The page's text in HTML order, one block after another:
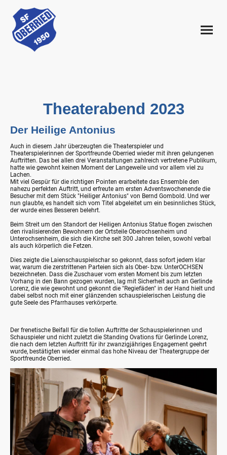
Theaterabend 2023
Der Heilige Antonius
Auch in diesem Jahr überzeugten die Theaterspieler und
Theaterspielerinnen der Sportfreunde Oberried wieder mit ihren gelungenen
Auftritten. Das bei allen drei Veranstaltungen zahlreich vertretene Publikum,
hatte wie gewohnt keinen Moment der Langeweile und vor allem viel zu
Lachen.
Mit viel Gespür für die richtigen Pointen erarbeitete das Ensemble den
nahezu perfekten Auftritt, und erfreute am ersten Adventswochenende die
Besucher mit dem Stück "Heiliger Antonius" von Bernd Gombold. Und wer
nun glaubte, es handelt sich vom Titel abgeleitet um ein besinnliches Stück,
der wurde eines Besseren belehrt.
Beim Streit um den Standort der Heiligen Antonius Statue flogen zwischen
den rivalisierenden Bewohnern der Ortsteile Oberochsenheim und
Unterochsenheim, die sich die Kirche seit 300 Jahren teilen, sowohl verbal
als auch körperlich die Fetzen.
Dies zeigte die Laienschauspielschar so gekonnt, dass sofort jedem klar
war, warum die zerstrittenen Parteien sich als Ober- bzw. UnterOCHSEN
bezeichneten. Dass die Zuschauer vom ersten Moment bis zum letzten
Vorhang in den Bann gezogen wurden, lag mit Sicherheit auch an Gerlinde
Lorenz, die wie gewohnt und gekonnt die "Regiefäden" in der Hand hielt und
dabei selbst noch mit einer glänzenden schauspielerischen Leistung die
gute Seele des Pfarrhauses verkörperte.
Der frenetische Beifall für die tollen Auftritte der Schauspielerinnen und
Schauspieler und nicht zuletzt die Standing Ovations für Gerlinde Lorenz,
die nach dem letzten Auftritt für ihr zwanzigjähriges Engagement geehrt
wurde, bestätigten wieder einmal das hohe Niveau der Theatergruppe der
Sportfreunde Oberried.